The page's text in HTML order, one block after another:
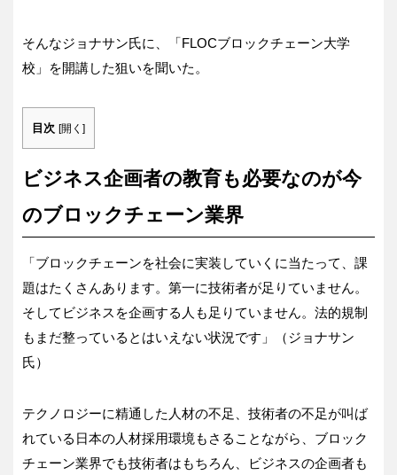
そんなジョナサン氏に、「FLOCブロックチェーン大学
校」を開講した狙いを聞いた。
目次 [開く ]
ビジネス企画者の教育も必要なのが今
のブロックチェーン業界
「ブロックチェーンを社会に実装していくに当たって、課
題はたくさんあります。第一に技術者が足りていません。
そしてビジネスを企画する人も足りていません。法的規制
もまだ整っているとはいえない状況です」（ジョナサン
氏）
テクノロジーに精通した人材の不足、技術者の不足が叫ば
れている日本の人材採用環境もさることながら、ブロック
チェーン業界でも技術者はもちろん、ビジネスの企画者も